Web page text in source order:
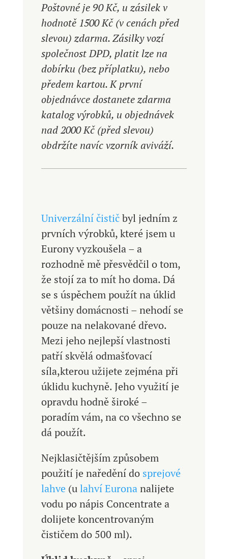
Poštovné je 90 Kč, u zásilek v
hodnotě 1500 Kč (v cenách před
slevou) zdarma. Zásilky vozí
společnost DPD, platit lze na
dobírku (bez příplatku), nebo
předem kartou. K první
objednávce dostanete zdarma
katalog výrobků, u objednávek
nad 2000 Kč (před slevou)
obdržíte navíc vzorník aviváží.
Univerzální čističbyl jedním z
prvních výrobků, které jsem u
Eurony vyzkoušela – a
rozhodně mě přesvědčil o tom,
že stojí za to mít ho doma. Dá
se s úspěchem použít na úklid
většiny domácnosti – nehodí se
pouze na nelakované dřevo.
Mezi jeho nejlepší vlastnosti
patří skvělá odmašťovací
síla,kterou užijete zejména při
úklidu kuchyně. Jeho využití je
opravdu hodně široké –
poradím vám, na co všechno se
dá použít.
Nejklasičtějším způsobem
použití je naředění do sprejové
lahve (ulahví Euronanalijete
vodu po nápis Concentrate a
dolijete koncentrovaným
čističem do 500 ml).